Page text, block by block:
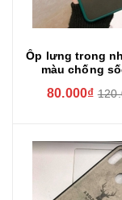
Ốp lưng trong
màu chống
80.000₫